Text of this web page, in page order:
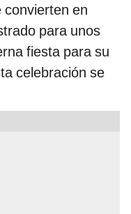
convierten en
para unos
fiesta para su
celebración se